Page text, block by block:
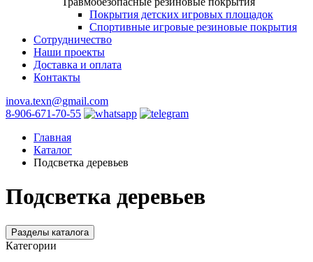
Покрытия детских игровых площадок
Спортивные игровые резиновые покрытия
Сотрудничество
Наши проекты
Доставка и оплата
Контакты
inova.texn@gmail.com
8-906-671-70-55
Главная
Каталог
Подсветка деревьев
Подсветка деревьев
Разделы каталога
Категории